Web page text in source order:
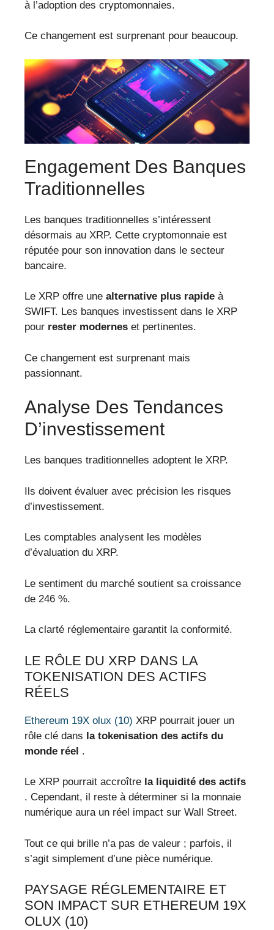
à l’adoption des cryptomonnaies.
Ce changement est surprenant pour beaucoup.
Engagement Des Banques
Traditionnelles
Les banques traditionnelles s’intéressent
désormais au XRP. Cette cryptomonnaie est
réputée pour son innovation dans le secteur
bancaire.
Le XRP offre une alternative plus rapide à
SWIFT. Les banques investissent dans le XRP
pour rester modernes et pertinentes.
Ce changement est surprenant mais
passionnant.
Analyse Des Tendances
D’investissement
Les banques traditionnelles adoptent le XRP.
Ils doivent évaluer avec précision les risques
d’investissement.
Les comptables analysent les modèles
d’évaluation du XRP.
Le sentiment du marché soutient sa croissance
de 246 %.
La clarté réglementaire garantit la conformité.
LE RÔLE DU XRP DANS LA
TOKENISATION DES ACTIFS
RÉELS
Ethereum 19X olux (10) XRP pourrait jouer un
rôle clé dans la tokenisation des actifs du
monde réel .
Le XRP pourrait accroître la liquidité des actifs
. Cependant, il reste à déterminer si la monnaie
numérique aura un réel impact sur Wall Street.
Tout ce qui brille n’a pas de valeur ; parfois, il
s’agit simplement d’une pièce numérique.
PAYSAGE RÉGLEMENTAIRE ET
SON IMPACT SUR ETHEREUM 19X
OLUX (10)